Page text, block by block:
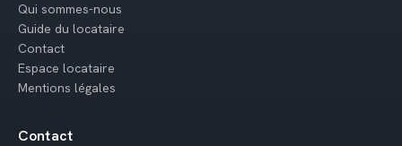
Qui sommes-nous
Guide du locataire
Contact
Espace locataire
Mentions légales
Contact